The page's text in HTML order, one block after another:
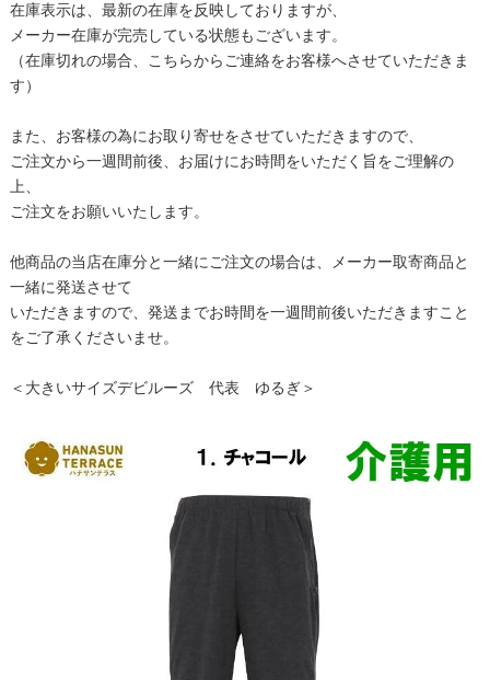
在庫表示は、最新の在庫を反映しておりますが、
メーカー在庫が完売している状態もございます。
（在庫切れの場合、こちらからご連絡をお客様へさせていただきま
す）
また、お客様の為にお取り寄せをさせていただきますので、
ご注文から一週間前後、お届けにお時間をいただく旨をご理解の
上、
ご注文をお願いいたします。
他商品の当店在庫分と一緒にご注文の場合は、メーカー取寄商品と
一緒に発送させて
いただきますので、発送までお時間を一週間前後いただきますこと
をご了承くださいませ。
＜大きいサイズデビルーズ 代表 ゆるぎ＞